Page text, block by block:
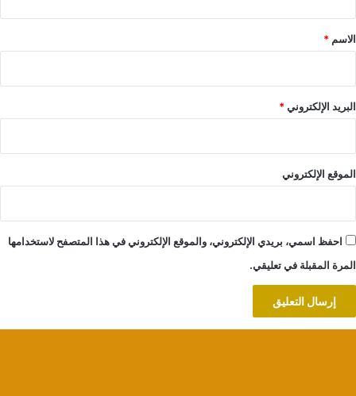
*
الاسم *
البريد الإلكتروني*
الموقع الإلكتروني
احفظ اسمي، بريدي الإلكتروني، والموقع الإلكتروني في هذا المتصفح لاستخدامها
المرة المقبلة في تعليقي.